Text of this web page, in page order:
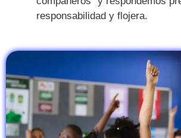
responsabilidad y flojera.